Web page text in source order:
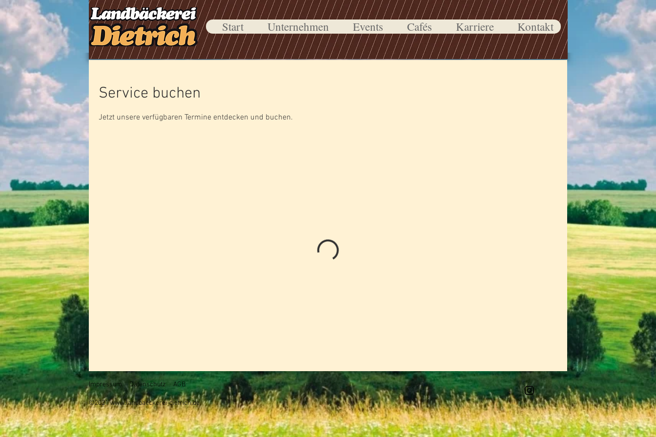
Start Unternehmen Events Cafés Karriere Kontakt
Service buchen
Jetzt unsere verfügbaren Termine entdecken und buchen.
Impressum Datenschutz AGB
©2021www.landbaeckerei-dietrich.de